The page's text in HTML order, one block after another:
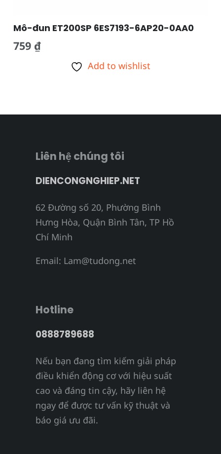
Mô-đun ET200SP 6ES7193-6AP20-0AA0
759 ₫
Add to wishlist
Liên hệ chúng tôi
DIENCONGNGHIEP.NET
62 Đường số 20, Phường Bình
Hưng Hòa, Quận Bình Tân, TP Hồ
Chí Minh
Email: Lam@tudong.net
Hotline
0888789688
Nếu bạn đang tìm kiếm giải pháp
điều khiển động cơ với hiệu suất
cao và đáng tin cậy, hãy liên hệ
ngay để được tư vấn kỹ thuật và
báo giá ưu đãi.